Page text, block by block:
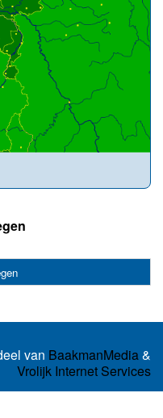
van BaakmanMedia&
Vrolijk Internet Services